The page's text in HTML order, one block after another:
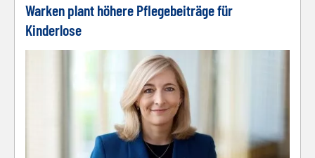
Warken plant höhere Pflegebeiträge für
Kinderlose